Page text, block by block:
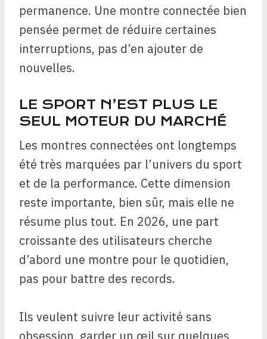
permanence. Une montre connectée bien
pensée permet de réduire certaines
interruptions, pas d’en ajouter de
nouvelles.
LE SPORT N’EST PLUS LE
SEUL MOTEUR DU MARCHÉ
Les montres connectées ont longtemps
été très marquées par l’univers du sport
et de la performance. Cette dimension
reste importante, bien sûr, mais elle ne
résume plus tout. En 2026, une part
croissante des utilisateurs cherche
d’abord une montre pour le quotidien,
pas pour battre des records.
Ils veulent suivre leur activité sans
obsession, garder un œil sur quelques